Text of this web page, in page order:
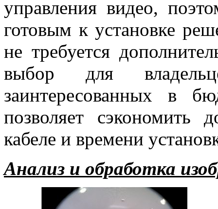
управления видео,
готовым к установке
не требуется
выбор для
заинтересованных в
позволяет сэкономить
кабеле и времени
Анализ и обработка